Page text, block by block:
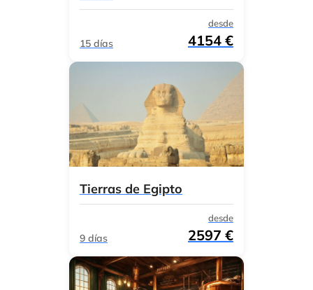
15 días
desde
4154 €
Tierras de Egipto
9 días
desde
2597 €